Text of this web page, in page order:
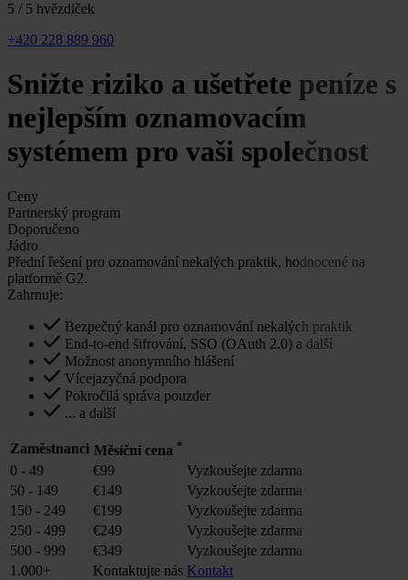
5 / 5 hvězdiček
+420 228 889 960
Snižte riziko a ušetřete peníze s
nejlepším oznamovacím
systémem pro vaši společnost
Ceny
Partnerský program
Doporučeno
Jádro
Přední řešení pro oznamování nekalých praktik, hodnocené na
platformě G2.
Zahrnuje:
Bezpečný kanál pro oznamování nekalých praktik
End-to-end šifrování, SSO (OAuth 2.0) a další
Možnost anonymního hlášení
Vícejazyčná podpora
Pokročilá správa pouzder
... a další
Zaměstnanci Měsíční cena *
0 - 49 €99
Vyzkoušejte zdarma
50 - 149
€149
Vyzkoušejte zdarma
150 - 249
€199
Vyzkoušejte zdarma
250 - 499
€249
Vyzkoušejte zdarma
500 - 999
€349
Vyzkoušejte zdarma
1.000+
Kontaktujte nás Kontakt